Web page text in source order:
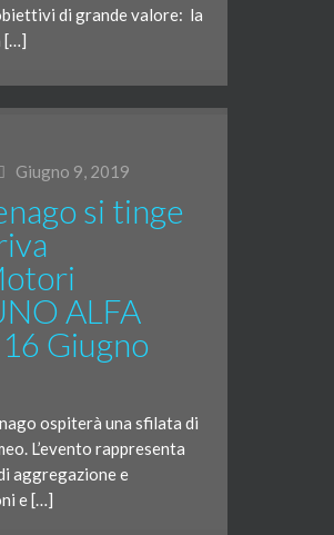
di grande valore: la
[…]
Giugno 9, 2019
si tinge
ALFA
Giugno
ospiterà una sfilata di
L’evento rappresenta
aggregazione e
e […]